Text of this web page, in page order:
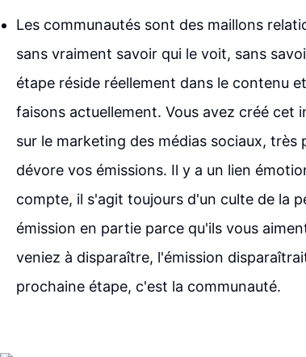
Les communautés sont des maillons
sans vraiment savoir qui le voit, sans
étape réside réellement dans le contenu
faisons actuellement. Vous avez créé
sur le marketing des médias sociaux, très
dévore vos émissions. Il y a un lien
compte, il s'agit toujours d'un culte de la
émission en partie parce qu'ils vous
veniez à disparaître, l'émission
prochaine étape, c'est la communauté.